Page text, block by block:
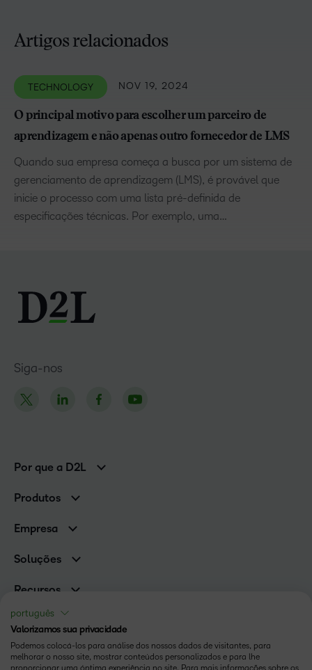
Artigos relacionados
TECHNOLOGY NOV 19, 2024
O principal motivo para escolher um parceiro de
aprendizagem e não apenas outro fornecedor de LMS
Quando sua empresa começa a busca por um sistema de
gerenciamento de aprendizagem (LMS), é provável que
inicie o processo com uma lista pré-definida de
especificações técnicas. Por exemplo, uma…
Siga-nos
Por que a D2L
Clientes de associações
Produtos
Serviços e suporte
Nuvem Brightspace
Empresa
Contato e unidades
Notícias
Soluções
Ensino superior
D2L para Empresas
Instituições de capacitação
Recursos
Blog
eBooks e guias
Webinars
Eventos
Status
português
Valorizamos sua privacidade
Podemos colocá-los para análise dos nossos dados de visitantes, para
melhorar o nosso site, mostrar conteúdos personalizados e para lhe